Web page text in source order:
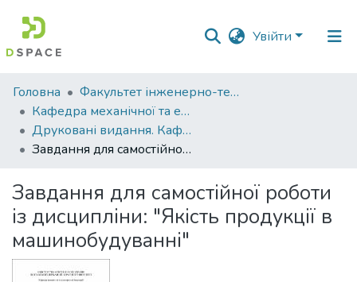
Увійти
Фонди
та
зібрання
Пошук за критеріями
Статистика
Головна
Факультет інженерно-технологічний
Кафедра механічної та електричної інженерії
Друковані видання. Кафедра механічної та електричної інженерії
Завдання для самостійної роботи із дисципліни: "Якість продукції в машинобудуванні"
Завдання для самостійної роботи
із дисципліни: "Якість продукції в
машинобудуванні"